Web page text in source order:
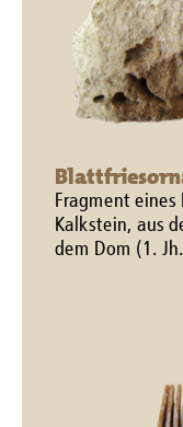
Fragment
Kalkstein, aus
dem Dom (1.